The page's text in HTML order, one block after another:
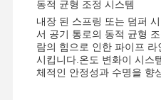
동적 균형 조정 시스템
내장 된 스프링 또는 덤퍼
서 공기 통로의 동적 균형
람의 힘으로 인한 파이프
시킵니다.온도 변화이 시스
체적인 안정성과 수명을 향